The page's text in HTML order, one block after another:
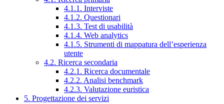
4.1.1. Interviste
4.1.2. Questionari
4.1.3. Test di usabilità
4.1.4. Web analytics
4.1.5. Strumenti di mappatura dell’esperienza
utente
4.2. Ricerca secondaria
4.2.1. Ricerca documentale
4.2.2. Analisi benchmark
4.2.3. Valutazione euristica
5. Progettazione dei servizi